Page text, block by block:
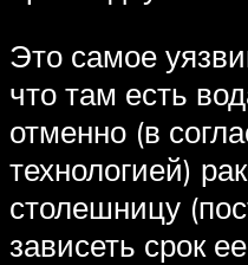
Это самое
что там есть
отменно (в
технологией)
столешницу
зависеть срок